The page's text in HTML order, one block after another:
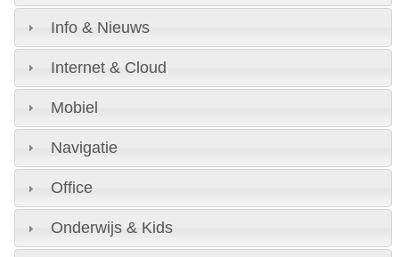
Info & Nieuws
Internet & Cloud
Mobiel
Navigatie
Office
Onderwijs & Kids